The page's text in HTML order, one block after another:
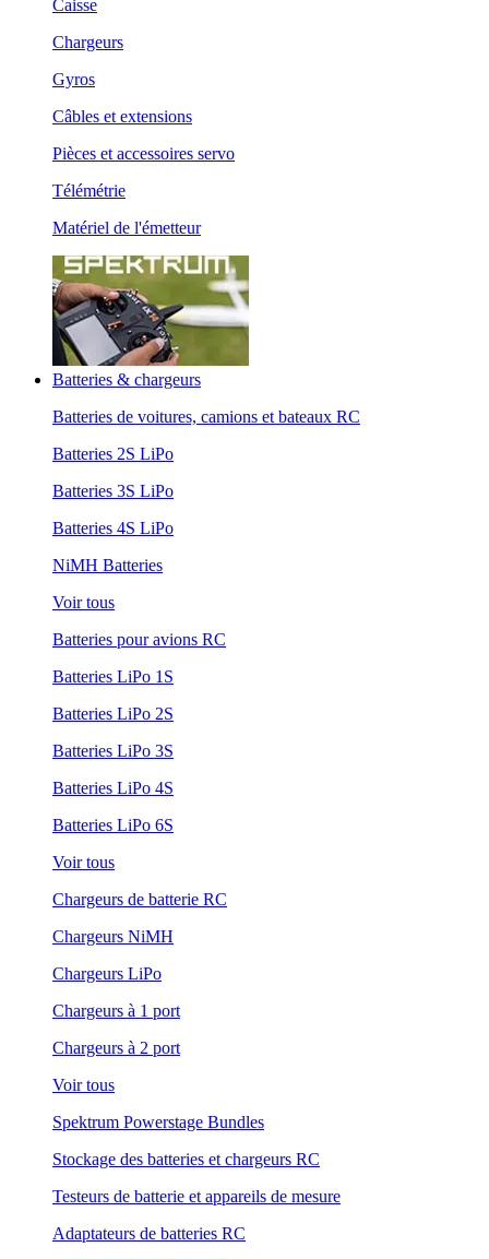
Caisse
Chargeurs
Gyros
Câbles et extensions
Pièces et accessoires servo
Télémétrie
Matériel de l'émetteur
Batteries & chargeurs
Batteries de voitures, camions et bateaux RC
Batteries 2S LiPo
Batteries 3S LiPo
Batteries 4S LiPo
NiMH Batteries
Voir tous
Batteries pour avions RC
Batteries LiPo 1S
Batteries LiPo 2S
Batteries LiPo 3S
Batteries LiPo 4S
Batteries LiPo 6S
Voir tous
Chargeurs de batterie RC
Chargeurs NiMH
Chargeurs LiPo
Chargeurs à 1 port
Chargeurs à 2 port
Voir tous
Spektrum Powerstage Bundles
Stockage des batteries et chargeurs RC
Testeurs de batterie et appareils de mesure
Adaptateurs de batteries RC